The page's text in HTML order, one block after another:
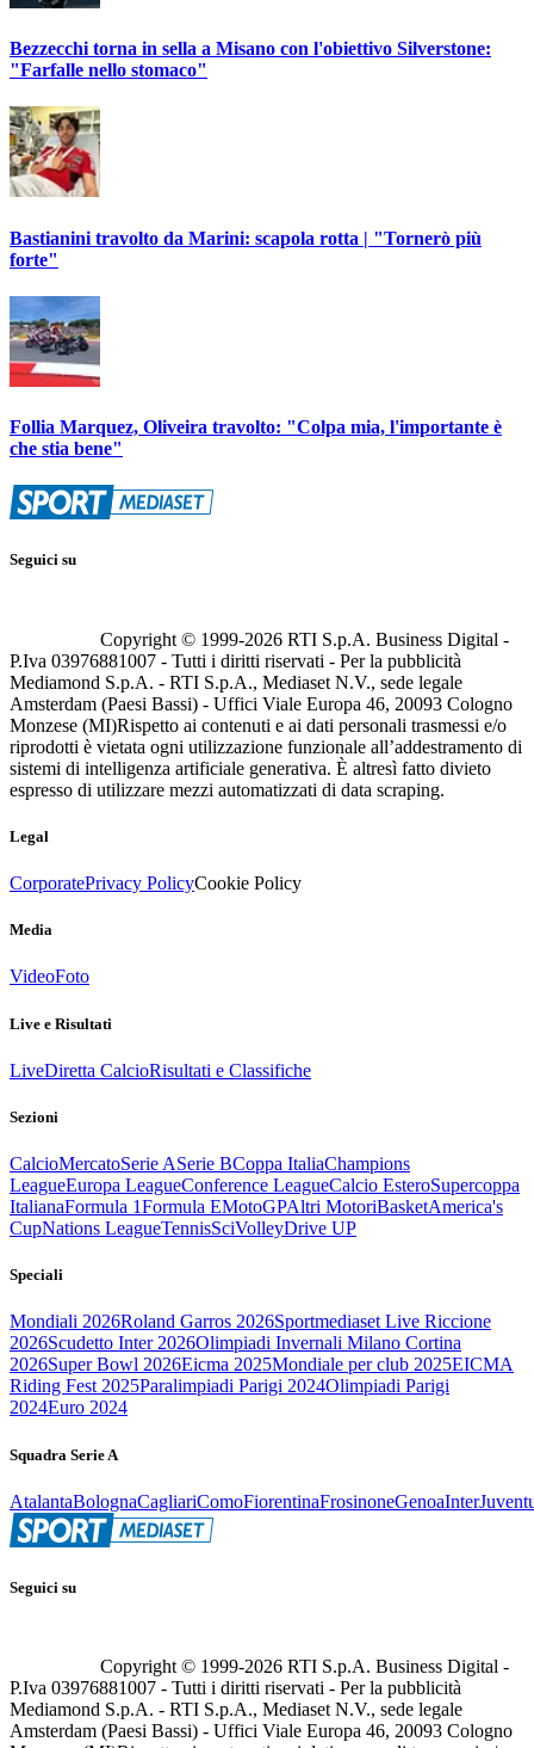
Bezzecchi torna in sella a Misano con l'obiettivo Silverstone:
"Farfalle nello stomaco"
Bastianini travolto da Marini: scapola rotta | "Tornerò più
forte"
Follia Marquez, Oliveira travolto: "Colpa mia, l'importante è
che stia bene"
Seguici su
Copyright © 1999-2026 RTI S.p.A. Business Digital -
P.Iva 03976881007 - Tutti i diritti riservati - Per la pubblicità
Mediamond S.p.A. - RTI S.p.A., Mediaset N.V., sede legale
Amsterdam (Paesi Bassi) - Uffici Viale Europa 46, 20093 Cologno
Monzese (MI)Rispetto ai contenuti e ai dati personali trasmessi e/o
riprodotti è vietata ogni utilizzazione funzionale all’addestramento di
sistemi di intelligenza artificiale generativa. È altresì fatto divieto
espresso di utilizzare mezzi automatizzati di data scraping.
Legal
CorporatePrivacy PolicyCookie Policy
Media
VideoFoto
Live e Risultati
LiveDiretta CalcioRisultati e Classifiche
Sezioni
CalcioMercatoSerie ASerie BCoppa ItaliaChampions
LeagueEuropa LeagueConference LeagueCalcio EsteroSupercoppa
ItalianaFormula 1Formula EMotoGPAltri MotoriBasketAmerica's
CupNations LeagueTennisSciVolleyDrive UP
Speciali
Mondiali 2026Roland Garros 2026Sportmediaset Live Riccione
2026Scudetto Inter 2026Olimpiadi Invernali Milano Cortina
2026Super Bowl 2026Eicma 2025Mondiale per club 2025EICMA
Riding Fest 2025Paralimpiadi Parigi 2024Olimpiadi Parigi
2024Euro 2024
Squadra Serie A
AtalantaBolognaCagliariComoFiorentinaFrosinoneGenoaInter
Seguici su
Copyright © 1999-2026 RTI S.p.A. Business Digital -
P.Iva 03976881007 - Tutti i diritti riservati - Per la pubblicità
Mediamond S.p.A. - RTI S.p.A., Mediaset N.V., sede legale
Amsterdam (Paesi Bassi) - Uffici Viale Europa 46, 20093 Cologno